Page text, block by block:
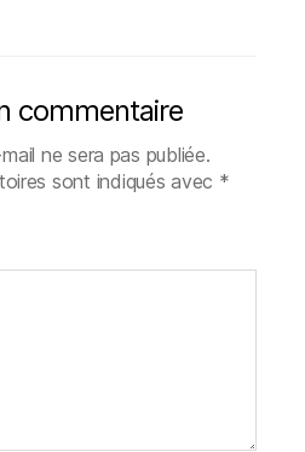
commentaire
ne sera pas publiée.
sont indiqués avec *